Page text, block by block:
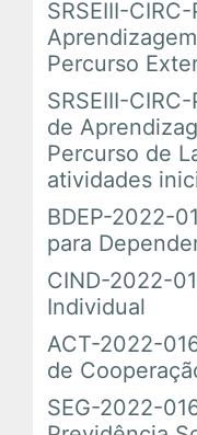
Em
Espaço
Trilhas
Ações
SRSEIII-
Percurso
SRSEIII-
de
Percurso de
atividades
BDEP-2022-
para
CIND-2022-
Individual
ACT-2022-
de
SEG-2022-